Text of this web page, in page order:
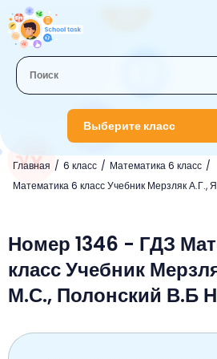
Выберите класс
Главная 6 класс
Математика 6 класс
Математика 6 класс Учебник Мерзляк А.Г.,
1 класс
Русский язык
Литературное
Окружающий
Математика
Математика
Английский
Информатика
Литературное
3 класс
Музыка
Окружающий
4 класс
Номер 1346 - ГДЗ
класс Учебник
М.С., Полонский В.Б